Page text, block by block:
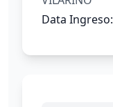
Data Ingreso: